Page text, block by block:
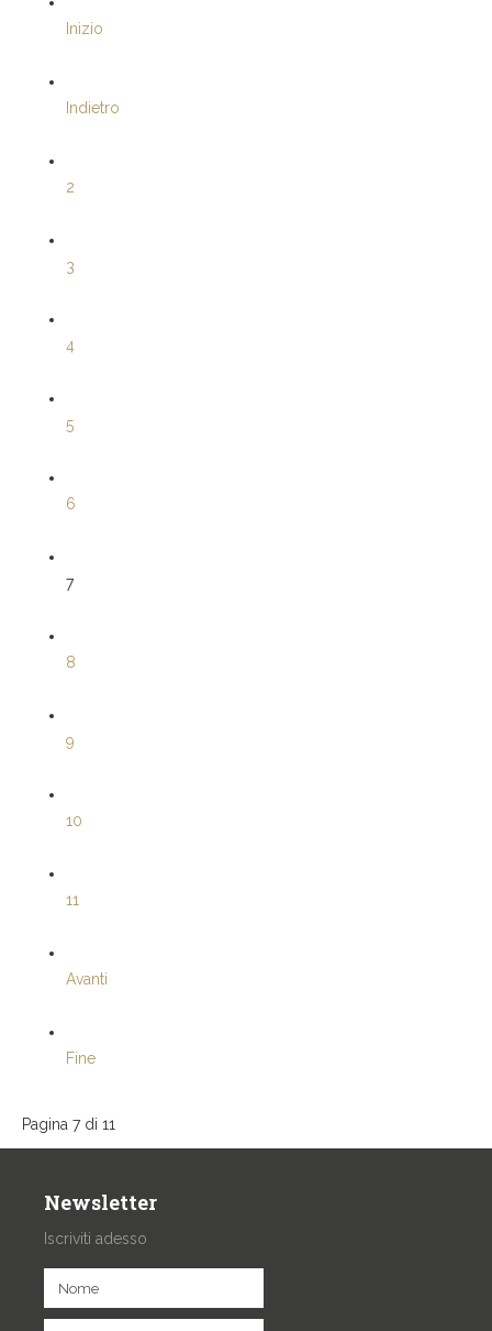
Inizio
Indietro
2
3
4
5
6
7
8
9
10
11
Avanti
Fine
Pagina 7 di 11
Newsletter
Iscriviti adesso